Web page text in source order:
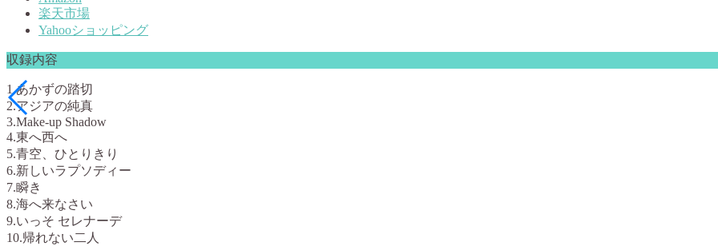
楽天市場
Yahooショッピング
収録内容
1.あかずの踏切
2.アジアの純真
3.Make-up Shadow
4.東へ西へ
5.青空、ひとりきり
6.新しいラプソディー
7.瞬き
8.海へ来なさい
9.いっそ セレナーデ
10.帰れない二人